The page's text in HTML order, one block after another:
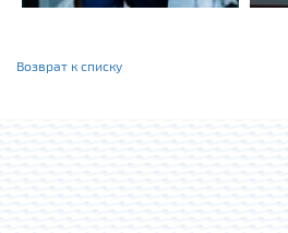
Возврат к списку